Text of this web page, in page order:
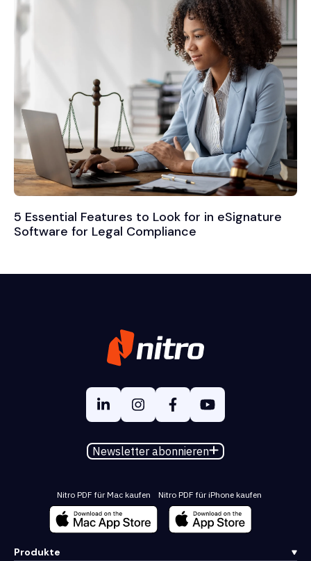
5 Essential Features to Look for in eSignature
Software for Legal Compliance
Newsletter abonnieren
Nitro PDF für Mac kaufen Nitro PDF für iPhone kaufen
Produkte